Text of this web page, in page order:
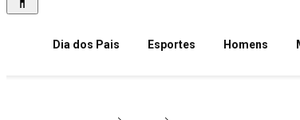
Dia dos Pais Esportes Homens